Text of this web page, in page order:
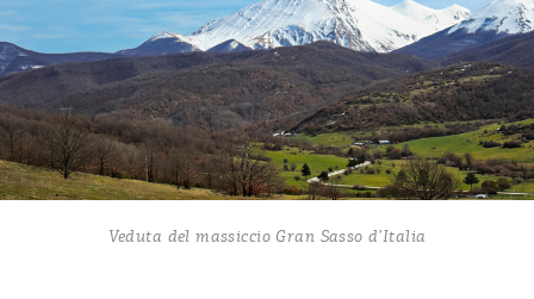
Veduta del massiccio Gran Sasso d’Italia